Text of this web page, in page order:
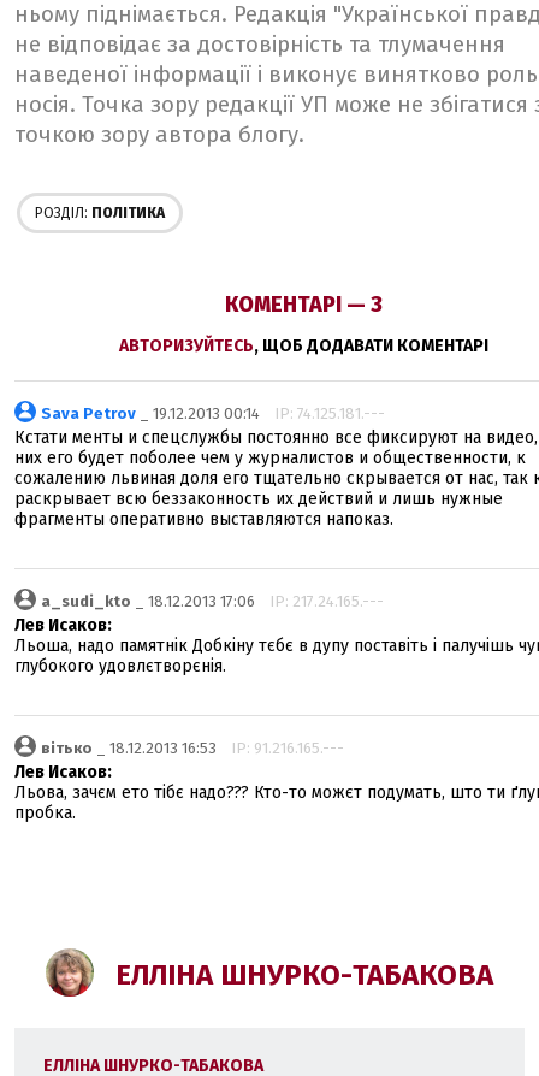
ньому піднімається. Редакція "Української
не відповідає за достовірність та тлумачення
наведеної інформації і виконує винятково роль
носія. Точка зору редакції УП може не збігатися
точкою зору автора блогу.
РОЗДІЛ: ПОЛІТИКА
КОМЕНТАРІ — 3
АВТОРИЗУЙТЕСЬ, ЩОБ ДОДАВАТИ КОМЕНТАРІ
Sava Petrov _ 19.12.2013 00:14 IP: 74.125.181.---
Кстати менты и спецслужбы постоянно все фиксируют на
них его будет поболее чем у журналистов и общественности, к
сожалению львиная доля его тщательно скрывается от нас, так
раскрывает всю беззаконность их действий и лишь нужные
фрагменты оперативно выставляются напоказ.
a_sudi_kto _ 18.12.2013 17:06 IP: 217.24.165.---
Лев Исаков:
Льоша, надо памятнік Добкіну тєбє в дупу поставіть і палучішь
глубокого удовлєтворєнія.
вітько _ 18.12.2013 16:53 IP: 91.216.165.---
Лев Исаков:
Льова, зачєм ето тібє надо??? Кто-то можєт подумать, што ти
пробка.
ЕЛЛІНА ШНУРКО-ТАБАКОВА
ЕЛЛІНА ШНУРКО-ТАБАКОВА